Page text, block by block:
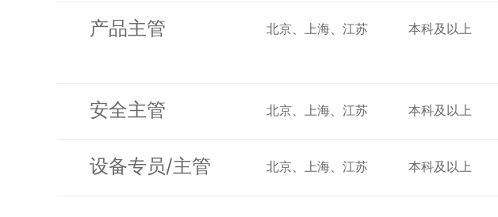
产品主管 北京、上海、江苏 本科及以上
安全主管 北京、上海、江苏 本科及以上
设备专员/主管 北京、上海、江苏 本科及以上